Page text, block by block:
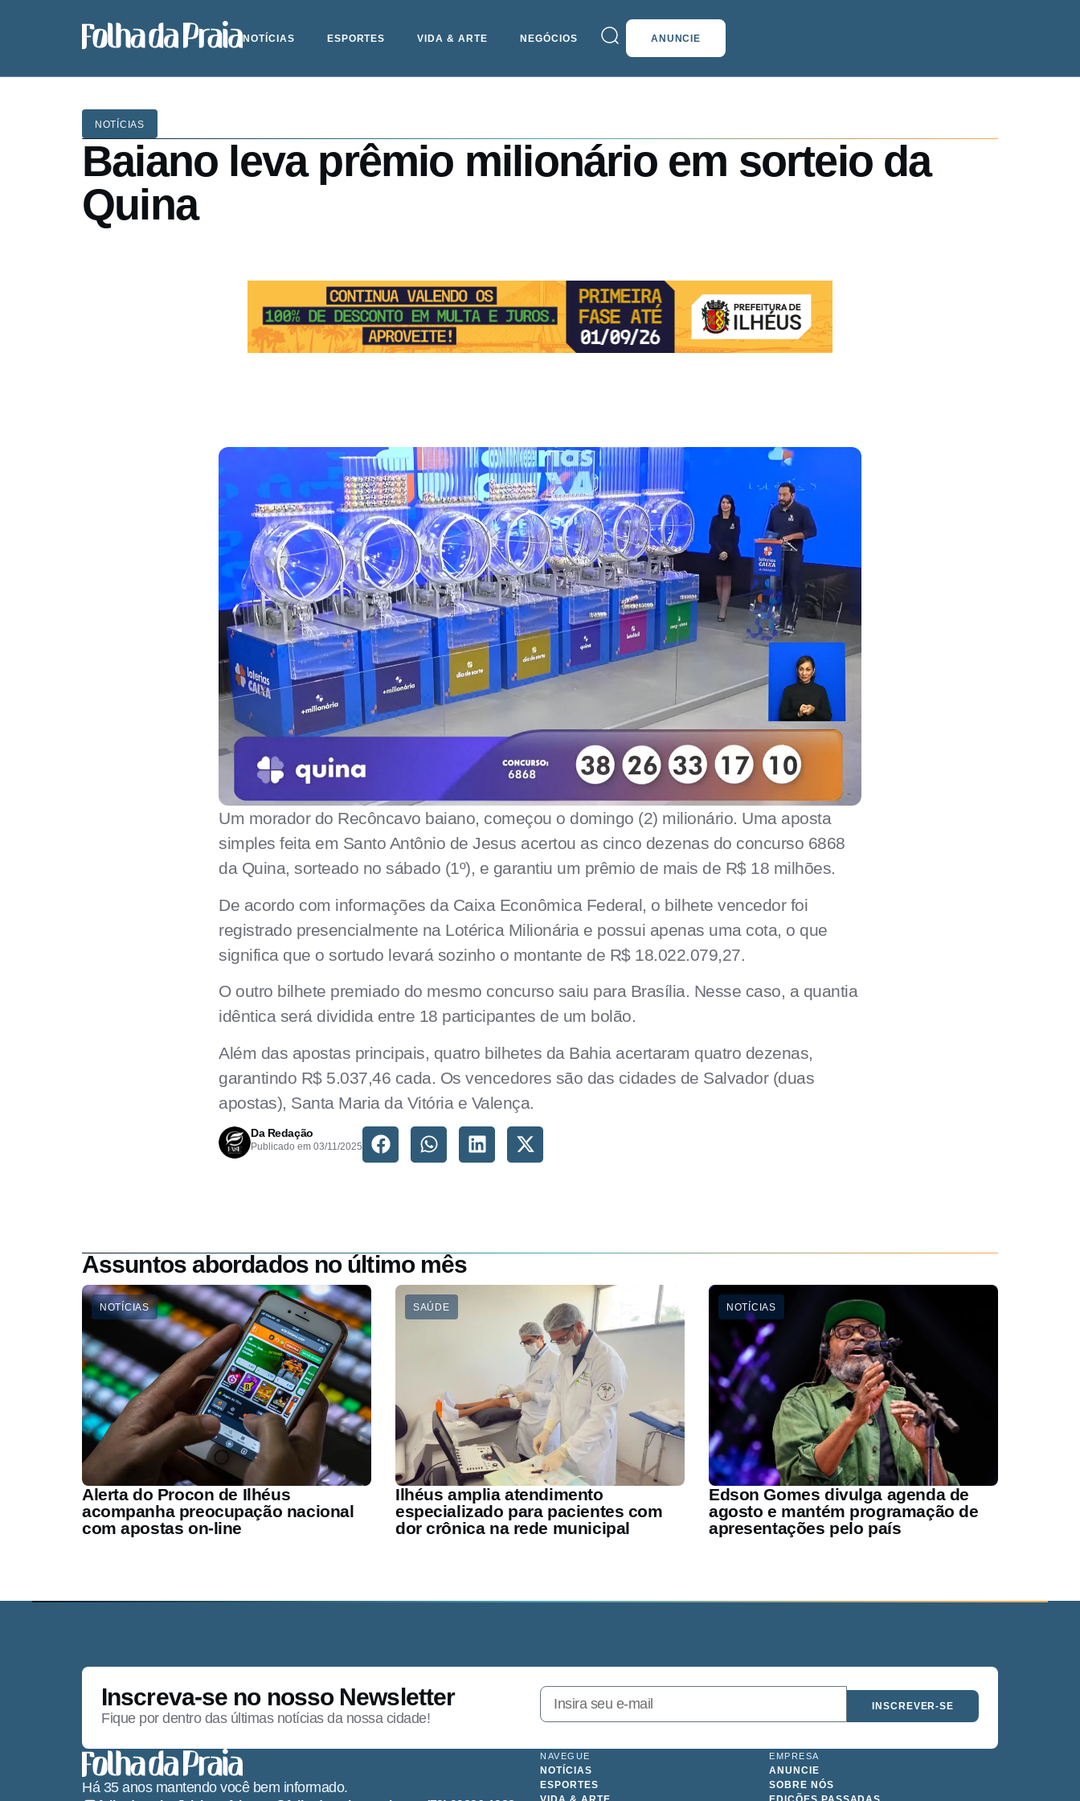
NOTÍCIAS ESPORTES VIDA & ARTE NEGÓCIOS ANUNCIE
NOTÍCIAS
Baiano leva prêmio milionário em sorteio da
Quina
Um morador do Recôncavo baiano, começou o domingo (2) milionário. Uma aposta
simples feita em Santo Antônio de Jesus acertou as cinco dezenas do concurso 6868
da Quina, sorteado no sábado (1º), e garantiu um prêmio de mais de R$ 18 milhões.
De acordo com informações da Caixa Econômica Federal, o bilhete vencedor foi
registrado presencialmente na Lotérica Milionária e possui apenas uma cota, o que
significa que o sortudo levará sozinho o montante de R$ 18.022.079,27.
O outro bilhete premiado do mesmo concurso saiu para Brasília. Nesse caso, a quantia
idêntica será dividida entre 18 participantes de um bolão.
Além das apostas principais, quatro bilhetes da Bahia acertaram quatro dezenas,
garantindo R$ 5.037,46 cada. Os vencedores são das cidades de Salvador (duas
apostas), Santa Maria da Vitória e Valença.
Da Redação
Publicado em 03/11/2025
Assuntos abordados no último mês
NOTÍCIAS
Alerta do Procon de Ilhéus
acompanha preocupação nacional
com apostas on-line
SAÚDE
Ilhéus amplia atendimento
especializado para pacientes com
dor crônica na rede municipal
NOTÍCIAS
Edson Gomes divulga agenda de
agosto e mantém programação de
apresentações pelo país
Inscreva-se no nosso Newsletter
Fique por dentro das últimas notícias da nossa cidade!
INSCREVER-SE
Há 35 anos mantendo você bem informado.
NAVEGUE
NOTÍCIAS
ESPORTES
EMPRESA
ANUNCIE
SOBRE NÓS